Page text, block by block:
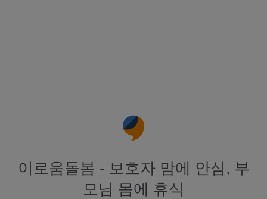
이로움돌봄 - 보호자 맘에 안심, 부
모님 몸에 휴식